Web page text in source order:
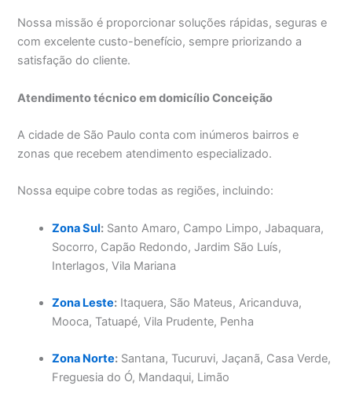
Nossa missão é proporcionar soluções rápidas, seguras e
com excelente custo-benefício, sempre priorizando a
satisfação do cliente.
Atendimento técnico em domicílio Conceição
A cidade de São Paulo conta com inúmeros bairros e
zonas que recebem atendimento especializado.
Nossa equipe cobre todas as regiões, incluindo:
Zona Sul: Santo Amaro, Campo Limpo, Jabaquara,
Socorro, Capão Redondo, Jardim São Luís,
Interlagos, Vila Mariana
Zona Leste: Itaquera, São Mateus, Aricanduva,
Mooca, Tatuapé, Vila Prudente, Penha
Zona Norte: Santana, Tucuruvi, Jaçanã, Casa Verde,
Freguesia do Ó, Mandaqui, Limão